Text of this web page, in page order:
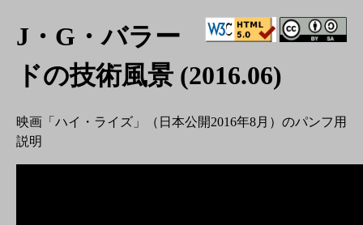
J・G・バラー
ドの技術風景 (2016.06)
映画「ハイ・ライズ」（日本公開2016年8月）のパンフ用
説明